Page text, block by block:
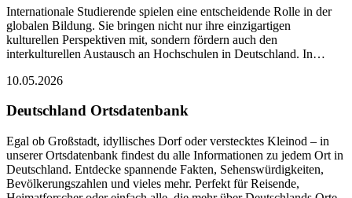
Internationale Studierende spielen eine entscheidende Rolle in der
globalen Bildung. Sie bringen nicht nur ihre einzigartigen
kulturellen Perspektiven mit, sondern fördern auch den
interkulturellen Austausch an Hochschulen in Deutschland. In…
10.05.2026
Deutschland Ortsdatenbank
Egal ob Großstadt, idyllisches Dorf oder verstecktes Kleinod – in
unserer Ortsdatenbank findest du alle Informationen zu jedem Ort in
Deutschland. Entdecke spannende Fakten, Sehenswürdigkeiten,
Bevölkerungszahlen und vieles mehr. Perfekt für Reisende,